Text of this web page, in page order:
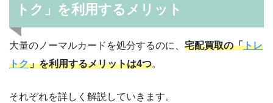
トク」を利用するメリット
大量のノーマルカードを処分するのに、 宅配買取の「トレ
トク」を利用するメリットは4つ。
それぞれを詳しく解説していきます。